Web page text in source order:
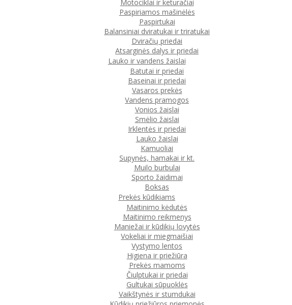
Motociklai ir keturačiai
Paspiriamos mašinėlės
Paspirtukai
Balansiniai dviratukai ir triratukai
Dviračių priedai
Atsarginės dalys ir priedai
Lauko ir vandens žaislai
Batutai ir priedai
Baseinai ir priedai
Vasaros prekės
Vandens pramogos
Vonios žaislai
Smėlio žaislai
Irklentės ir priedai
Lauko žaislai
Kamuoliai
Supynės, hamakai ir kt.
Muilo burbulai
Sporto žaidimai
Boksas
Prekės kūdikiams
Maitinimo kėdutės
Maitinimo reikmenys
Maniežai ir kūdikių lovytės
Vokeliai ir miegmaišiai
Vystymo lentos
Higiena ir priežiūra
Prekės mamoms
Čiulptukai ir priedai
Gultukai sūpuoklės
Vaikštynės ir stumdukai